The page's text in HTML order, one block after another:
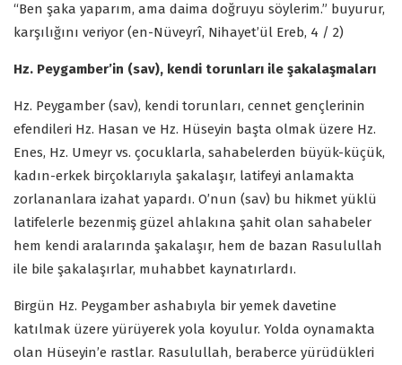
“Ben şaka yaparım, ama daima doğruyu söylerim.” buyurur,
karşılığını veriyor (en-Nüveyrî, Nihayet’ül Ereb, 4 / 2)
Hz. Peygamber’in (sav), kendi torunları ile şakalaşmaları
Hz. Peygamber (sav), kendi torunları, cennet gençlerinin
efendileri Hz. Hasan ve Hz. Hüseyin başta olmak üzere Hz.
Enes, Hz. Umeyr vs. çocuklarla, sahabelerden büyük-küçük,
kadın-erkek birçoklarıyla şakalaşır, latifeyi anlamakta
zorlananlara izahat yapardı. O’nun (sav) bu hikmet yüklü
latifelerle bezenmiş güzel ahlakına şahit olan sahabeler
hem kendi aralarında şakalaşır, hem de bazan Rasulullah
ile bile şakalaşırlar, muhabbet kaynatırlardı.
Birgün Hz. Peygamber ashabıyla bir yemek davetine
katılmak üzere yürüyerek yola koyulur. Yolda oynamakta
olan Hüseyin’e rastlar. Rasulullah, beraberce yürüdükleri